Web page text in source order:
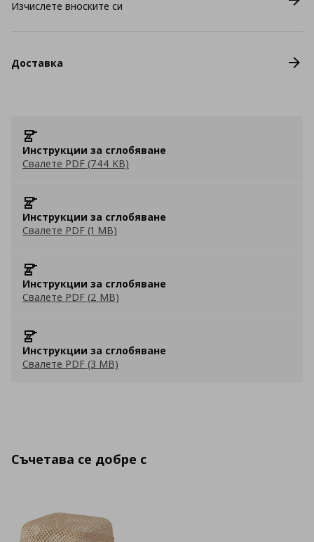
Изчислете вноските си
Доставка
Инструкции за сглобяване
Свалете PDF (744 KB)
Инструкции за сглобяване
Свалете PDF (1 MB)
Инструкции за сглобяване
Свалете PDF (2 MB)
Инструкции за сглобяване
Свалете PDF (3 MB)
Съчетава се добре с